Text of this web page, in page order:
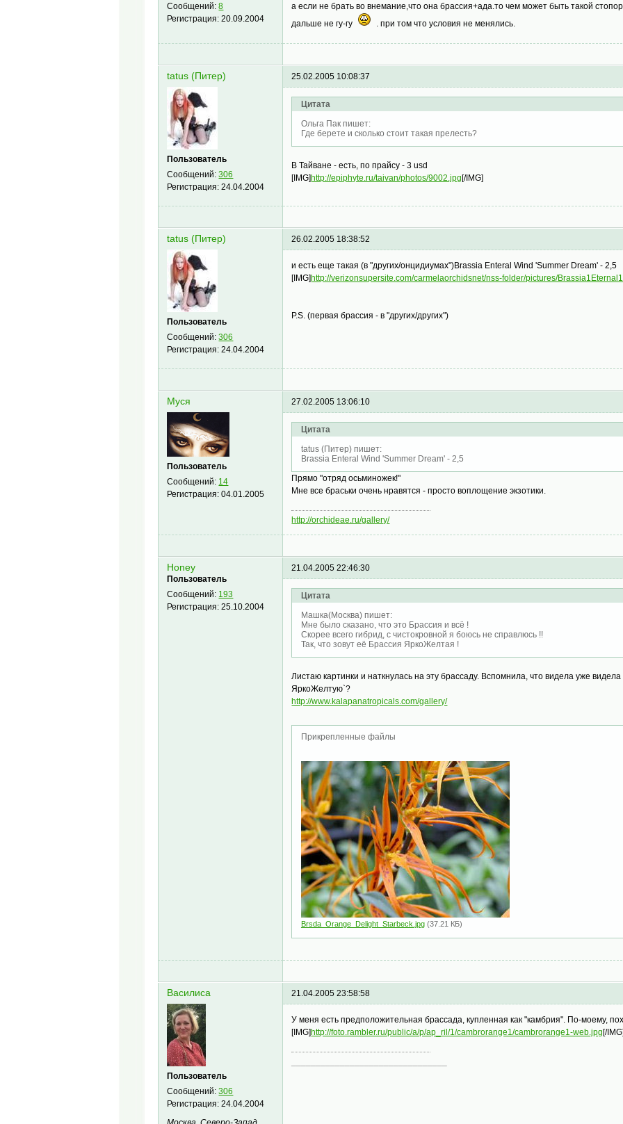
Сообщений:8
Регистрация:20.09.2004
а если не брать во внемание,что она брассия+ада.то чем может быть такой
дальше не гу-гу
. при том что условия не менялись.
tatus (Питер)
Пользователь
Сообщений:306
Регистрация:24.04.2004
25.02.2005 10:08:37
Цитата
Ольга Пак пишет:
Где берете и сколько стоит такая прелесть?
В Тайване - есть, по прайсу - 3 usd
[IMG]http://epiphyte.ru/taivan/photos/9002.jpg[/IMG]
tatus (Питер)
Пользователь
Сообщений:306
Регистрация:24.04.2004
26.02.2005 18:38:52
и есть еще такая (в "других/онцидиумах")Brassia Enteral Wind 'Summer Dream' - 2,5
[IMG]http://verizonsupersite.com/carmelaorchidsnet/nss-folder/pictures/
P.S. (первая брассия - в "других/других")
Муся
Пользователь
Сообщений: 14
Регистрация:04.01.2005
27.02.2005 13:06:10
Цитата
tatus (Питер) пишет:
Brassia Enteral Wind 'Summer Dream' - 2,5
Прямо "отряд осьминожек!"
Мне все браськи очень нравятся - просто воплощение экзотики.
http://orchideae.ru/gallery/
Honey
Пользователь
Сообщений: 193
Регистрация:25.10.2004
21.04.2005 22:46:30
Цитата
Машка(Москва) пишет:
Мне было сказано, что это Брассия и всё !
Скорее всего гибрид, с чистокровной я боюсь не справлюсь !!
Так, что зовут её Брассия ЯркоЖелтая !
Листаю картинки и наткнулась на эту брассаду. Вспомнила, что видела уже
ЯркоЖелтую`?
http://www.kalapanatropicals.com/gallery/
Прикрепленные файлы
Brsda_Orange_Delight_Starbeck.jpg (37.21 КБ)
Василиса
Пользователь
Сообщений:306
Регистрация:24.04.2004
21.04.2005 23:58:58
У меня есть предположительная брассада, купленная как "камбрия". По-моему,
[IMG]http://foto.rambler.ru/public/a/p/ap_ril/1/cambrorange1/cambrorange1-web.jpg[/